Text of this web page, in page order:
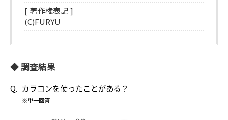
著作権表記
(C)FURYU
調査結果
カラコンを使ったことがある？
※単一回答